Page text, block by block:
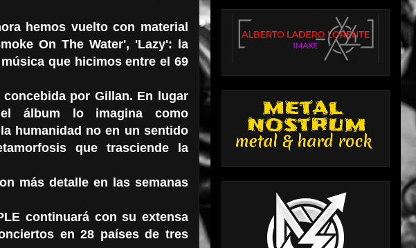
hemos vuelto con material
On The Water', 'Lazy': la
que hicimos entre el 69
por Gillan. En lugar
álbum lo imagina como
humanidad no en un sentido
que trasciende la
más detalle en las semanas
continuará con su extensa
en 28 países de tres